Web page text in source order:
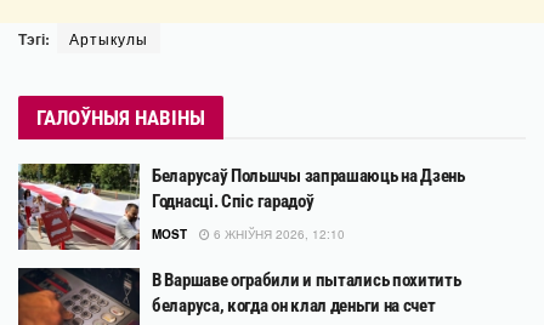
Тэгі: Артыкулы
ГАЛОЎНЫЯ НАВІНЫ
Беларусаў Польшчы запрашаюць на Дзень
Годнасці. Спіс гарадоў
MOST 6 ЖНІЎНЯ 2026, 12:10
В Варшаве ограбили и пытались похитить
беларуса, когда он клал деньги на счет